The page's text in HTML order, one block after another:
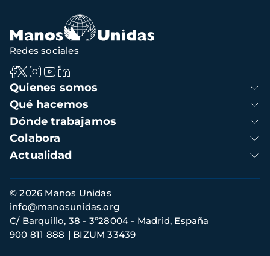
Navegación
principal
Quienes somos
Qué hacemos
Dónde trabajamos
Colabora
Actualidad
Redes sociales
Información
de
contacto
© 2026 Manos Unidas
C/ Barquillo, 38 - 3º28004 - Madrid, España
900 811 888
BIZUM 33439
info@manosunidas.org